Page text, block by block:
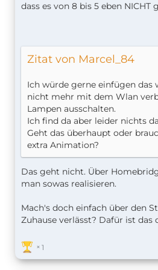
dass es von 8 bis 5 eben NICHT
Zitat von Marcel_84
Ich würde gerne einfügen das
nicht mehr mit dem Wlan
Lampen ausschalten.
Ich find da aber leider nichts
Geht das überhaupt oder
extra Animation?
Das geht nicht. Über
man sowas realisieren.
Mach's doch einfach über den
Zuhause verlässt? Dafür ist das
1